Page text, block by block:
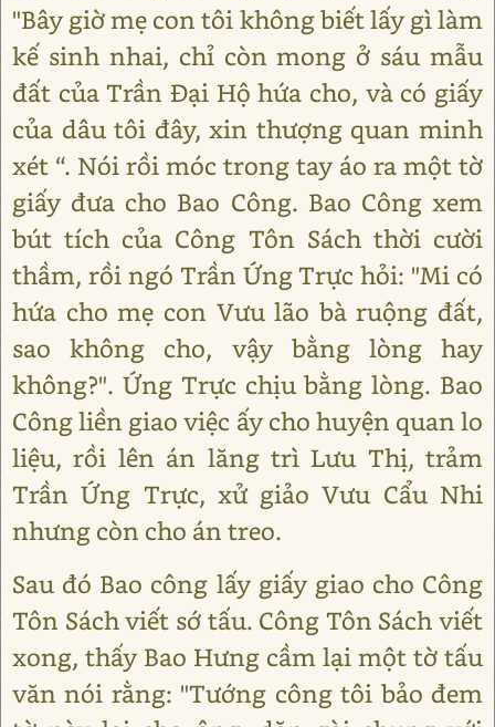
"Bây giờ mẹ con tôi không biết lấy gì làm
kế sinh nhai, chỉ còn mong ở sáu mẫu
đất của Trần Đại Hộ hứa cho, và có giấy
của dâu tôi đây, xin thượng quan minh
xét “. Nói rồi móc trong tay áo ra một tờ
giấy đưa cho Bao Công. Bao Công xem
bút tích của Công Tôn Sách thời cười
thầm, rồi ngó Trần Ứng Trực hỏi: "Mi có
hứa cho mẹ con Vưu lão bà ruộng đất,
sao không cho, vậy bằng lòng hay
không?". Ứng Trực chịu bằng lòng. Bao
Công liền giao việc ấy cho huyện quan lo
liệu, rồi lên án lăng trì Lưu Thị, trảm
Trần Ứng Trực, xử giảo Vưu Cẩu Nhi
nhưng còn cho án treo.
Sau đó Bao công lấy giấy giao cho Công
Tôn Sách viết sớ tấu. Công Tôn Sách viết
xong, thấy Bao Hưng cầm lại một tờ tấu
văn nói rằng: "Tướng công tôi bảo đem